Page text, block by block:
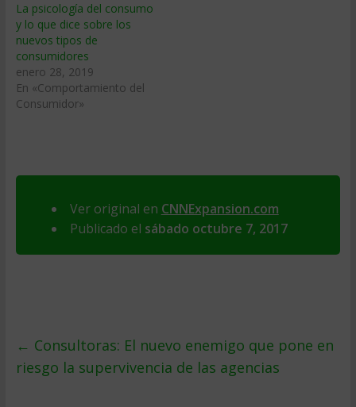
La psicología del consumo
y lo que dice sobre los
nuevos tipos de
consumidores
enero 28, 2019
En «Comportamiento del
Consumidor»
Ver original en CNNExpansion.com
Publicado el sábado octubre 7, 2017
← Consultoras: El nuevo enemigo que pone en
riesgo la supervivencia de las agencias